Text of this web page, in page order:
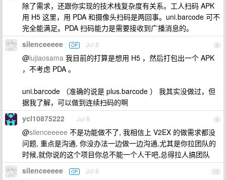
除了需求，还跟你实现的技术栈复杂度有关系。工人扫码 APK
用 H5 这里，用 PDA 和摄像头扫码是两回事。uni.barcode 可不
完全能满足。PDA 扫码能力是需要接收到广播消息的。
8
silenceeeee OP Jul 8
@lujiaosama 我目前的打算是想用 H5 ，然后打包出一个 APK
，不考虑 PDA 。
uni.barcode （准确的说是 plus.barcode ） 我其实没做过，但
据我了解，可以做到连续扫码的啊
9
ycl10875222 Jul 8
@silenceeeee 不是功能做不了, 我相信上 V2EX 的做需求都没
问题, 重点是沟通, 你没办法一边做一边沟通,尤其是你拉团队的
时候,就你说的这个项目你总不能一个人干吧,总得拉人搞团队
10
silenceeeee OP Jul 8